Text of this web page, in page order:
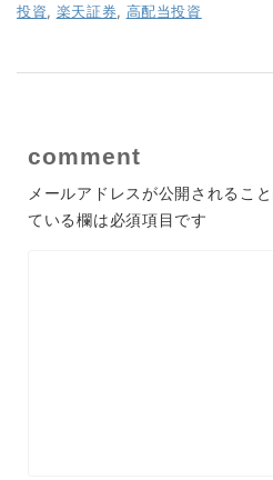
投資, 楽天証券, 高配当投資
comment
メールアドレスが公開されること
ている欄は必須項目です